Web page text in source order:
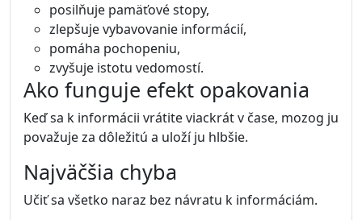
posilňuje pamäťové stopy,
zlepšuje vybavovanie informácií,
pomáha pochopeniu,
zvyšuje istotu vedomostí.
Ako funguje efekt opakovania
Keď sa k informácii vrátite viackrát v čase, mozog ju
považuje za dôležitú a uloží ju hlbšie.
Najväčšia chyba
Učiť sa všetko naraz bez návratu k informáciám.